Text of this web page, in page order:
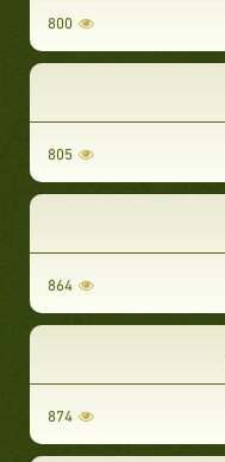
800
805
864
874